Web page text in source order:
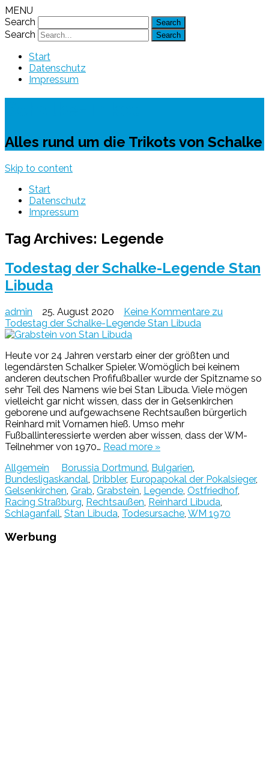
MENU
Search
Search
Start
Datenschutz
Impressum
Alles rund um die Trikots von Schalke
Skip to content
Start
Datenschutz
Impressum
Tag Archives: Legende
Todestag der Schalke-Legende Stan
Libuda
admin 25. August 2020 Keine Kommentare zu
Todestag der Schalke-Legende Stan Libuda
Heute vor 24 Jahren verstarb einer der größten und
legendärsten Schalker Spieler. Womöglich bei keinem
anderen deutschen Profifußballer wurde der Spitzname so
sehr Teil des Namens wie bei Stan Libuda. Viele mögen
vielleicht gar nicht wissen, dass der in Gelsenkirchen
geborene und aufgewachsene Rechtsaußen bürgerlich
Reinhard mit Vornamen hieß. Umso mehr
Fußballinteressierte werden aber wissen, dass der WM-
Teilnehmer von 1970… Read more »
Allgemein
Borussia Dortmund Bulgarien
Bundesligaskandal Dribbler, Europapokal der Pokalsieger,
Gelsenkirchen Grab Grabstein Legende Ostfriedhof,
Racing Straßburg Rechtsaußen Reinhard Libuda
Schlaganfall Stan Libuda Todesursache WM 1970
Werbung